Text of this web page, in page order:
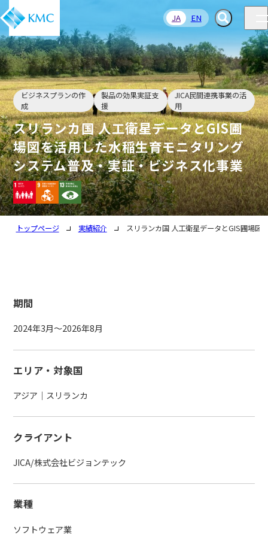
JA EN
ビジネスプランの作
成
製品の効果実証支
援
JICA民間連携事業の活
用
スリランカ国 人工衛星データとGIS圃
場図を活用した水稲生育モニタリング
システム普及・実証・ビジネス化事業
トップページ 実績紹介 スリランカ国 人工衛星データとGIS圃場図
期間
2024年3月～2026年8月
エリア・対象国
アジア｜スリランカ
クライアント
JICA/株式会社ビジョンテック
業種
ソフトウェア業